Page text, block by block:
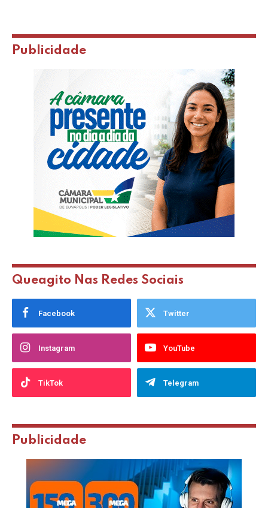
Publicidade
Queagito Nas Redes Sociais
Facebook Twitter
Instagram YouTube
TikTok Telegram
Publicidade